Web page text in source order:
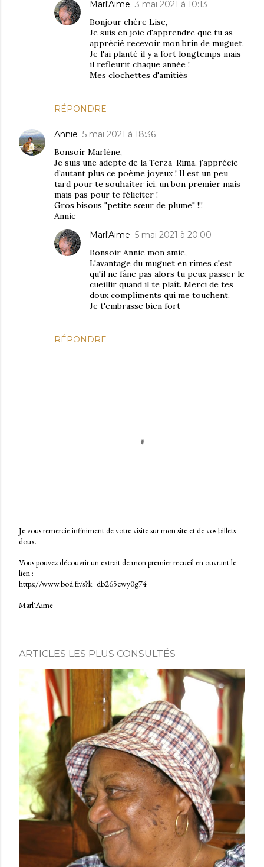
RÉPONDRE
Marl'Aime 3 mai 2021 à 10:13
Bonjour chère Lise,
Je suis en joie d'apprendre que tu as
apprécié recevoir mon brin de muguet.
Je l'ai planté il y a fort longtemps mais
il refleurit chaque année !
Mes clochettes d'amitiés
Annie 5 mai 2021 à 18:36
Bonsoir Marlène,
Je suis une adepte de la Terza-Rima, j'apprécie
d’autant plus ce poème joyeux ! Il est un peu
tard pour te souhaiter ici, un bon premier mais
mais pas pour te féliciter !
Gros bisous "petite sœur de plume" !!!
Annie
RÉPONDRE
Marl'Aime 5 mai 2021 à 20:00
Bonsoir Annie mon amie,
L'avantage du muguet en rimes c'est
qu'il ne fâne pas alors tu peux passer le
cueillir quand il te plaît. Merci de tes
doux compliments qui me touchent.
Je t'embrasse bien fort
E
r
e
g
s
u
n
c
m
m
e
n
t
a
i
r
e
Je vous remercie infiniment de votre visite sur mon site et de vos billets
doux.
Vous pouvez découvrir un extrait de mon premier recueil en ouvrant le
lien :
https://www.bod.fr/s?k=db265cwy0g74
Marl'Aime
ARTICLES LES PLUS CONSULTÉS